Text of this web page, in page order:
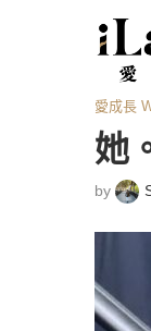
愛成長
她
by